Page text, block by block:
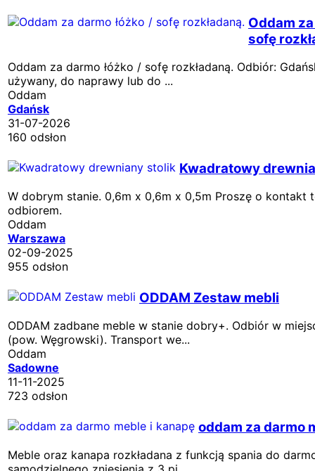
Oddam
sofę
Oddam za darmo łóżko / sofę rozkładaną. Odbiór:
używany, do naprawy lub do ...
Oddam
Gdańsk
31-07-2026
160 odsłon
Kwadratowy
W dobrym stanie. 0,6m x 0,6m x 0,5m Proszę o kontakt
odbiorem.
Oddam
Warszawa
02-09-2025
955 odsłon
ODDAM Zestaw mebli
ODDAM zadbane meble w stanie dobry+. Odbiór w
(pow. Węgrowski). Transport we...
Oddam
Sadowne
11-11-2025
723 odsłon
oddam za darmo
Meble oraz kanapa rozkładana z funkcją spania do